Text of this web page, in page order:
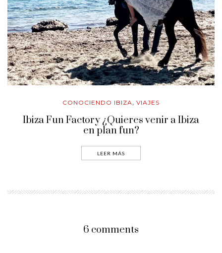
CONOCIENDO IBIZA , VIAJES
Ibiza Fun Factory ¿Quieres venir a Ibiza
en plan fun?
LEER MÁS
6 comments